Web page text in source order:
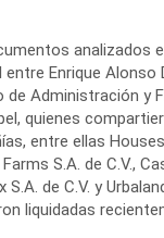
analizados
entre Enrique Alonso
Administración y
quienes
entre ellas
S.A. de C.V.,
S.A. de C.V. y
liquidadas